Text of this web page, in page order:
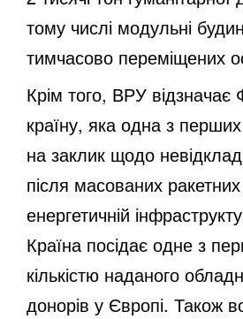
тому числі модульні
тимчасово переміщених
Крім того, ВРУ відзначає
країну, яка одна з перших
на заклик щодо
після масованих
енергетичній
Країна посідає одне з
кількістю наданого
донорів у Європі. Також